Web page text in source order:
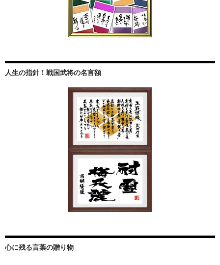
人生の指針！戦国武将の名言額
心に残る言葉の贈り物